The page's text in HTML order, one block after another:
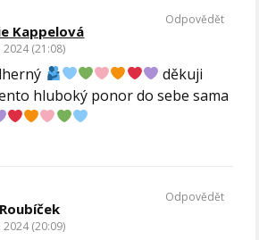
Kappelová
2024 (21:08)
děkuji
hluboký ponor do sebe sama
Odpovědět
2024 (20:09)
Odpovědět